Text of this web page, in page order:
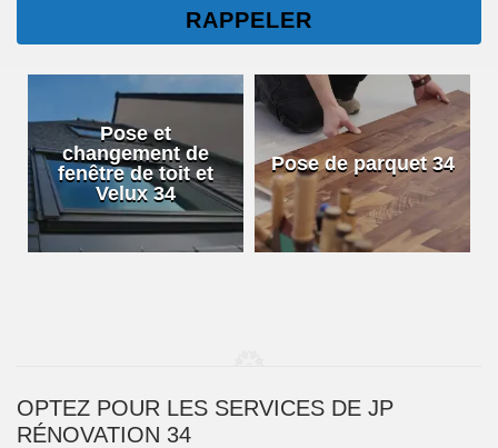
Pose et
changement de
fenêtre de toit et
Velux 34
Pose de parquet 34
OPTEZ POUR LES SERVICES DE JP
RÉNOVATION 34